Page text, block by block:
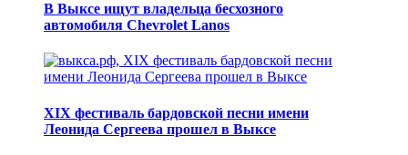
В Выксе ищут владельца бесхозного
автомобиля Chevrolet Lanos
XIX фестиваль бардовской песни имени
Леонида Сергеева прошел в Выксе